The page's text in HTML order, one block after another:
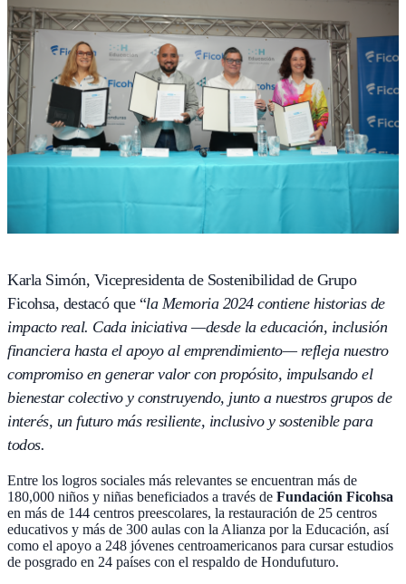
Karla Simón, Vicepresidenta de Sostenibilidad de Grupo
Ficohsa, destacó que “la Memoria 2024 contiene historias de
impacto real. Cada iniciativa —desde la educación, inclusión
financiera hasta el apoyo al emprendimiento— refleja nuestro
compromiso en generar valor con propósito, impulsando el
bienestar colectivo y construyendo, junto a nuestros grupos de
interés, un futuro más resiliente, inclusivo y sostenible para
todos.
Entre los logros sociales más relevantes se encuentran más de
180,000 niños y niñas beneficiados a través de Fundación Ficohsa
en más de 144 centros preescolares, la restauración de 25 centros
educativos y más de 300 aulas con la Alianza por la Educación, así
como el apoyo a 248 jóvenes centroamericanos para cursar estudios
de posgrado en 24 países con el respaldo de Hondufuturo.